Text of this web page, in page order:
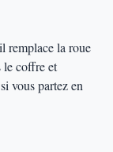
remplace la roue
le coffre et
vous partez en